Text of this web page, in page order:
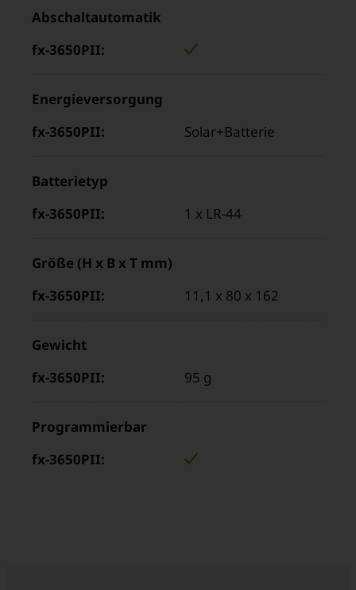
Abschaltautomatik
Energieversorgung
Solar+Batterie
Batterietyp
1 x LR-44
Größe (H x B x T mm)
11,1 x 80 x 162
Gewicht
95 g
Programmierbar